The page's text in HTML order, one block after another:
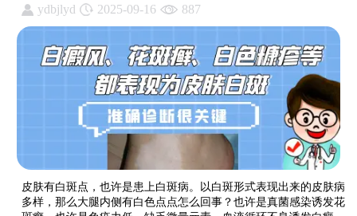
ydbjlyd 2025-09-16 887
皮肤有白斑点，也许是患上白斑病。以白斑形式表现出来的皮肤病
多样，那么大腿内侧有白色点点怎么回事？也许是真菌感染诱发花